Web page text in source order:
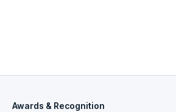
Awards & Recognition